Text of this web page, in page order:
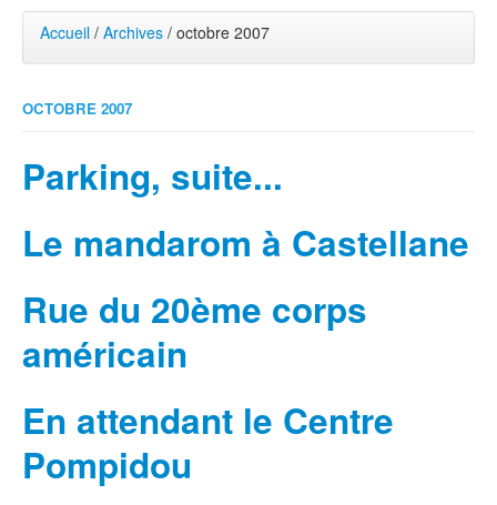
Accueil / Archives / octobre 2007
OCTOBRE 2007
Parking, suite...
Le mandarom à Castellane
Rue du 20ème corps
américain
En attendant le Centre
Pompidou